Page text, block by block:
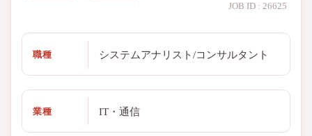
JOB ID : 26625
職種 システムアナリスト/コンサルタント
業種 IT・通信